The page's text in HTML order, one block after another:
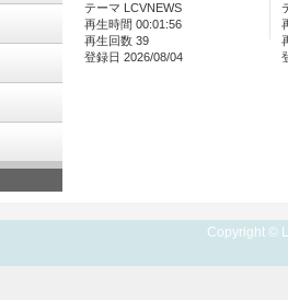
テーマ LCVNEWS
再生時間 00:01:56
再生回数 39
登録日 2026/08/04
Copyright ©